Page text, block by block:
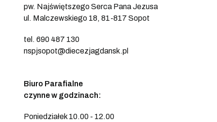
pw. Najświętszego Serca Pana Jezusa
ul. Malczewskiego 18, 81-817 Sopot
tel. 690 487 130
nspjsopot@diecezjagdansk.pl
Biuro Parafialne
czynne w godzinach:
Poniedziałek 10.00 - 12.00